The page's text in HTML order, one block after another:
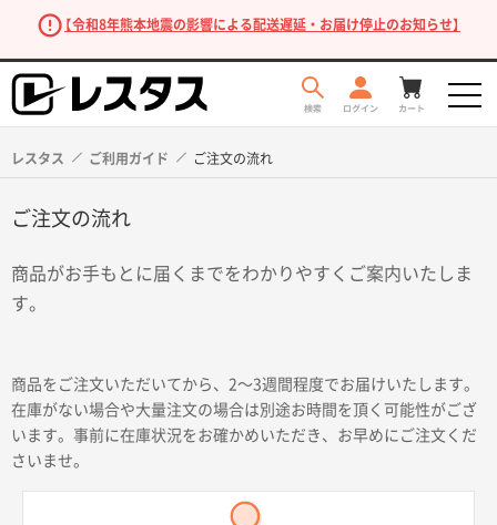
【令和8年熊本地震の影響による配送遅延・お届け停止のお知らせ】
商品を探す
レスタス ご利用ガイド ご注文の流れ
ご注文の流れ
商品がお手もとに届くまでをわかりやすくご案内いたしま
す。
商品をご注文いただいてから、2〜3週間程度でお届けいたします。
在庫がない場合や大量注文の場合は別途お時間を頂く可能性がござ
います。事前に在庫状況をお確かめいただき、お早めにご注文くだ
さいませ。